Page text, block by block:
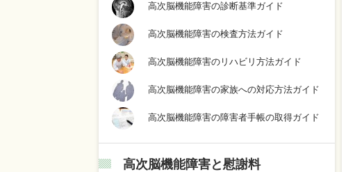
高次脳機能障害の診断基準ガイド
高次脳機能障害の検査方法ガイド
高次脳機能障害のリハビリ方法ガイド
高次脳機能障害の家族への対応方法ガイド
高次脳機能障害の障害者手帳の取得ガイド
高次脳機能障害と慰謝料